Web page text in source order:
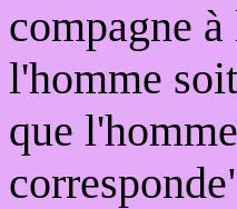
compagne
l'homme
que